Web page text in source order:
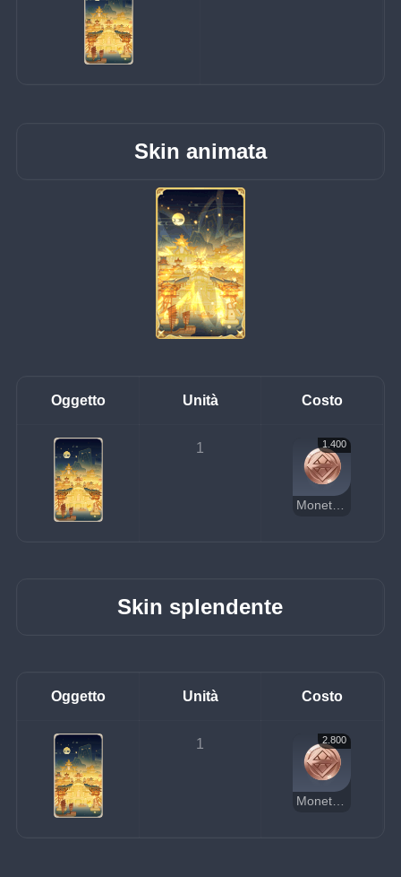
Skin animata
Oggetto Unità Costo
1 1.400
Moneta della fortuna
Skin splendente
Oggetto Unità Costo
1 2.800
Moneta della fortuna